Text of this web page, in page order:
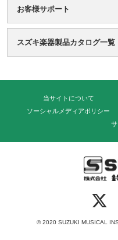
お客様サポート
スズキ楽器製品カタログ一覧
当サイトについて
ソーシャルメディアポリシー
© 2020 SUZUKI MUSICAL